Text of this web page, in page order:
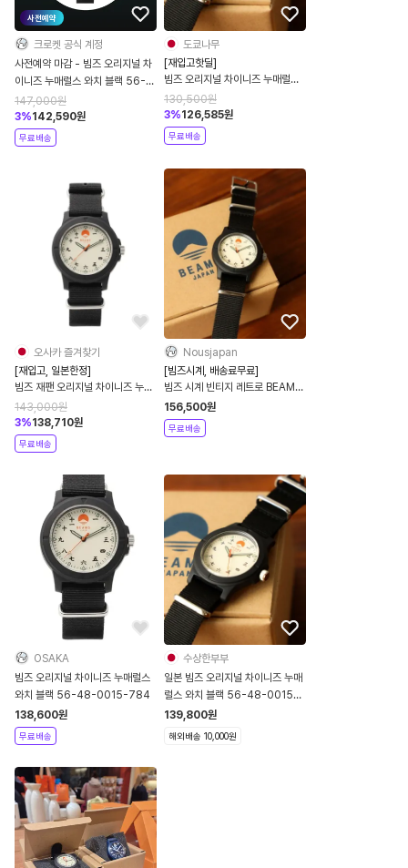
사전예약
크로켓 공식 계정
사전예약 마감 - 빔즈 오리지널 차
이니즈 누매럴스 와치 블랙 56-
48-0015-784
147,000원
3%142,590원
무료배송
도쿄나무
[재입고핫딜]
빔즈 오리지널 차이니즈 누매럴스
와치 블랙 네이비 시계 56-48-
0015-784
130,500원
3%126,585원
무료배송
오사카 즐겨찾기
[재입고, 일본한정]
빔즈 재팬 오리지널 차이니즈 누매
럴스 와치 시계 블랙
143,000원
3%138,710원
무료배송
Nousjapan
[빔즈시계, 배송료무료]
빔즈 시계 빈티지 레트로 BEAMS
한정판 재팬 오리지널 차이니즈
156,500원
무료배송
OSAKA
빔즈 오리지널 차이니즈 누매럴스
와치 블랙 56-48-0015-784
138,600원
무료배송
수상한부부
일본 빔즈 오리지널 차이니즈 누매
럴스 와치 블랙 56-48-0015-
784 네이비
139,800원
해외배송 10,000원